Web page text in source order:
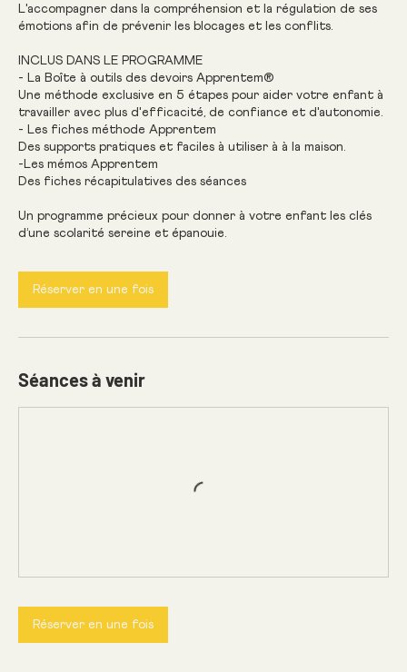
L'accompagner dans la compréhension et la régulation de ses
émotions afin de prévenir les blocages et les conflits.
INCLUS DANS LE PROGRAMME
- La Boîte à outils des devoirs Apprentem®
Une méthode exclusive en 5 étapes pour aider votre enfant à
travailler avec plus d'efficacité, de confiance et d'autonomie.
- Les fiches méthode Apprentem
Des supports pratiques et faciles à utiliser à à la maison.
-Les mémos Apprentem
Des fiches récapitulatives des séances
Un programme précieux pour donner à votre enfant les clés
d’une scolarité sereine et épanouie.
Réserver en une fois
Séances à venir
Réserver en une fois